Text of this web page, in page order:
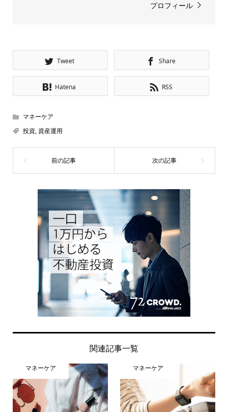
プロフィール
Tweet Share
Hatena RSS
マネーケア
投資, 資産運用
関連記事一覧
マネーケア マネーケア